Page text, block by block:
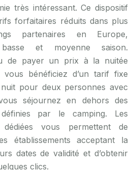
très intéressant. Ce dispositif
forfaitaires réduits dans plus
partenaires en Europe,
et moyenne saison.
de payer un prix à la nuitée
vous bénéficiez d’un tarif fixe
pour deux personnes avec
séjournez en dehors des
par le camping. Les
dédiées vous permettent de
établissements acceptant la
dates de validité et d’obtenir
clics.